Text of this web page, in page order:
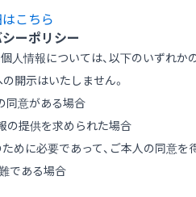
こちら
ーポリシー
人情報については、以下のいずれか
開示はいたしません。
同意がある場合
の提供を求められた場合
めに必要であって、ご本人の同意を
である場合